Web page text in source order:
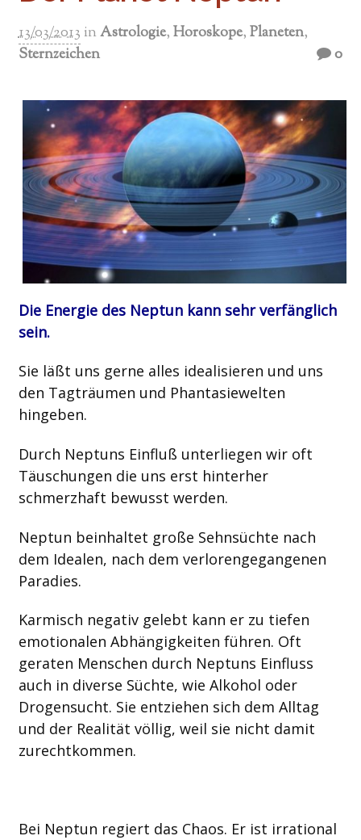
13/03/2013 inAstrologie,Horoskope,Planeten,
Sternzeichen
0
Die Energie des Neptun kann sehr verfänglich
sein.
Sie läßt uns gerne alles idealisieren und uns
den Tagträumen und Phantasiewelten
hingeben.
Durch Neptuns Einfluß unterliegen wir oft
Täuschungen die uns erst hinterher
schmerzhaft bewusst werden.
Neptun beinhaltet große Sehnsüchte nach
dem Idealen, nach dem verlorengegangenen
Paradies.
Karmisch negativ gelebt kann er zu tiefen
emotionalen Abhängigkeiten führen. Oft
geraten Menschen durch Neptuns Einfluss
auch in diverse Süchte, wie Alkohol oder
Drogensucht. Sie entziehen sich dem Alltag
und der Realität völlig, weil sie nicht damit
zurechtkommen.
Bei Neptun regiert das Chaos. Er ist irrational